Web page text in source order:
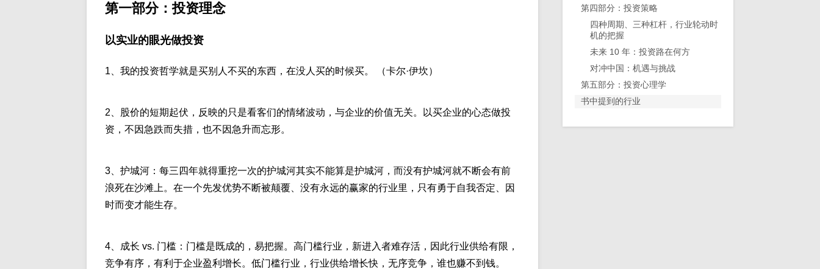
第一部分：投资理念
以实业的眼光做投资
1、我的投资哲学就是买别人不买的东西，在没人买的时候买。 （卡尔·伊坎）
2、股价的短期起伏，反映的只是看客们的情绪波动，与企业的价值无关。以买企业的心态做投
资，不因急跌而失措，也不因急升而忘形。
3、护城河：每三四年就得重挖一次的护城河其实不能算是护城河，而没有护城河就不断会有前
浪死在沙滩上。在一个先发优势不断被颠覆、没有永远的赢家的行业里，只有勇于自我否定、因
时而变才能生存。
4、成长 vs. 门槛：门槛是既成的，易把握。高门槛行业，新进入者难存活，因此行业供给有限，
竞争有序，有利于企业盈利增长。低门槛行业，行业供给增长快，无序竞争，谁也赚不到钱。
第四部分：投资策略
四种周期、三种杠杆，行业轮动时
机的把握
未来 10 年：投资路在何方
对冲中国：机遇与挑战
第五部分：投资心理学
书中提到的行业